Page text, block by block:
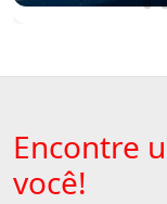
Encontre
você!